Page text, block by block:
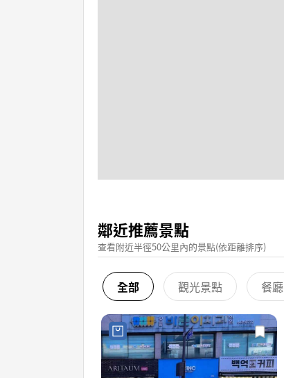
鄰近推薦景點
查看附近半徑50公里內的景點(依距離排序)
全部 觀光景點 餐廳